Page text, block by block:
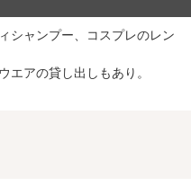
Fiシャンプー、コスプレのレン
エアの貸し出しもあり。